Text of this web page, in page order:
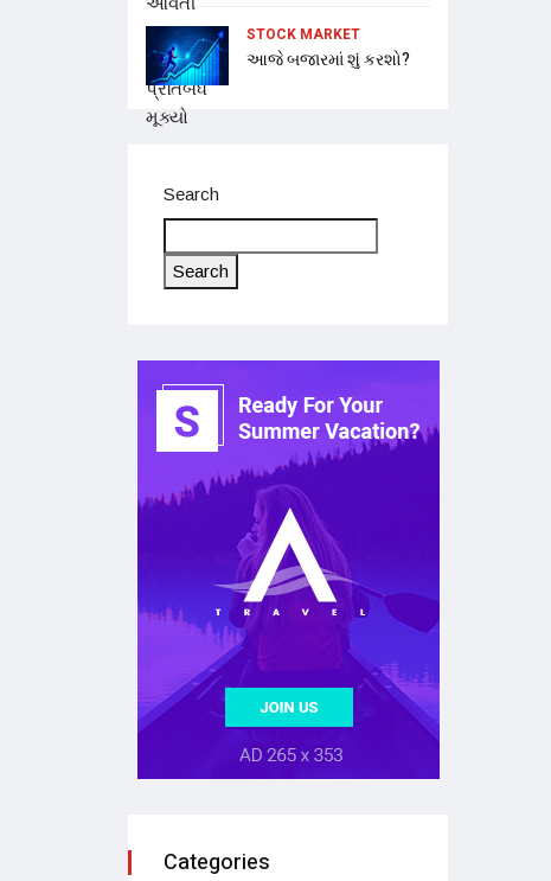
STOCK MARKET
આજે બજારમાં શું કરશો?
Search
Search
Categories